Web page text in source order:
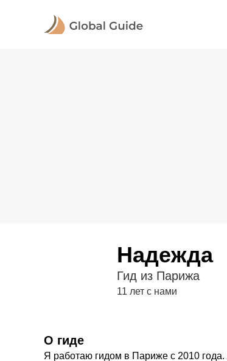
Надежда
Гид из Парижа
11 лет с нами
О гиде
Я работаю гидом в Париже с 2010